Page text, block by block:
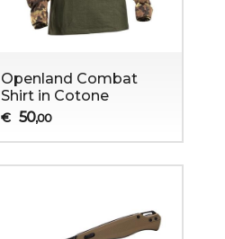
Openland Combat
Shirt in Cotone
€ 50,00